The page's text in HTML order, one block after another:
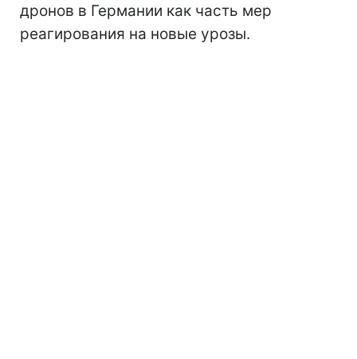
дронов в Германии как часть мер
реагирования на новые урозы.